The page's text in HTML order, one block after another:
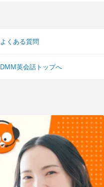
よくある質問
DMM英会話トップへ